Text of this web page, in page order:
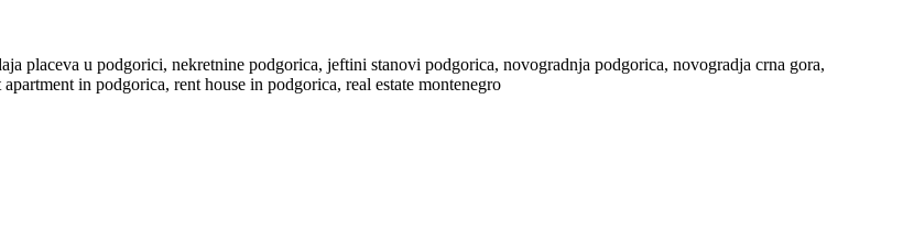
placeva u podgorici, nekretnine podgorica, jeftini stanovi podgorica, novogradnja podgorica, novogradja crna gora,
in podgorica, rent house in podgorica, real estate montenegro